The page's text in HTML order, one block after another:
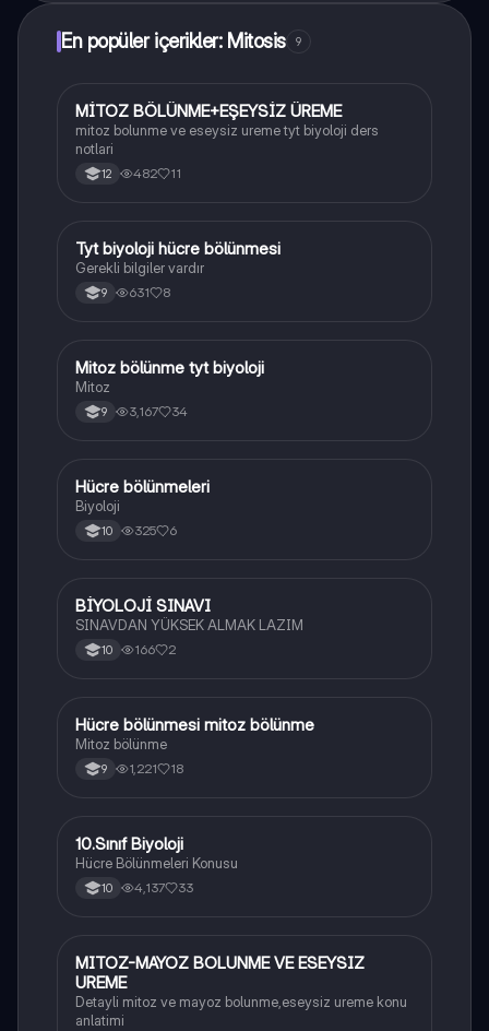
En popüler içerikler: Mitosis 9
Biyoloji
MİTOZ BÖLÜNME+EŞEYSİZ ÜREME
mitoz bolunme ve eseysiz ureme tyt biyoloji ders
notlari
12 482 11
Biyoloji
Tyt biyoloji hücre bölünmesi
Gerekli bilgiler vardır
9 631 8
Biyoloji
Mitoz bölünme tyt biyoloji
Mitoz
9 3,167 34
Biyoloji
Hücre bölünmeleri
Biyoloji
10 325 6
Biyoloji
BİYOLOJİ SINAVI
SINAVDAN YÜKSEK ALMAK LAZIM
10 166 2
Biyoloji
Hücre bölünmesi mitoz bölünme
Mitoz bölünme
9 1,221 18
Biyoloji
10.Sınıf Biyoloji
Hücre Bölünmeleri Konusu
10 4,137 33
Biyoloji
MITOZ-MAYOZ BOLUNME VE ESEYSIZ
UREME
Detayli mitoz ve mayoz bolunme,eseysiz ureme konu
anlatimi